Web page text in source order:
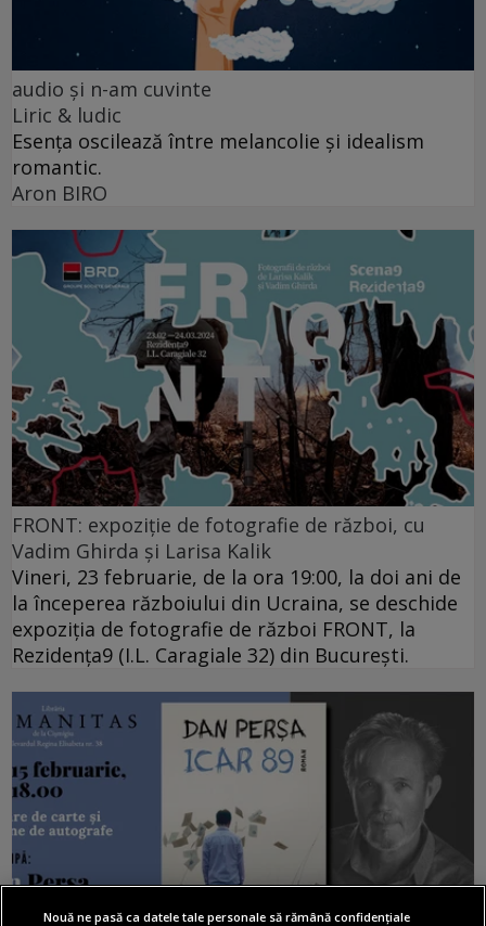
audio şi n-am cuvinte
Liric & ludic
Esența oscilează între melancolie și idealism
romantic.
Aron BIRO
FRONT: expoziție de fotografie de război, cu
Vadim Ghirda și Larisa Kalik
Vineri, 23 februarie, de la ora 19:00, la doi ani de
la începerea războiului din Ucraina, se deschide
expoziția de fotografie de război FRONT, la
Rezidența9 (I.L. Caragiale 32) din București.
Nouă ne pasă ca datele tale personale să rămână confidențiale